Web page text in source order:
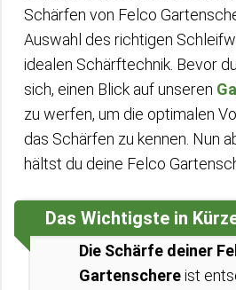
Schärfen von Felco
Auswahl des richtigen
idealen Schärftechnik. Bevor
sich, einen Blick auf unseren
zu werfen, um die optimalen
das Schärfen zu kennen. Nun
hältst du deine Felco
Das Wichtigste in
Die Schärfe deiner
Gartenschereist